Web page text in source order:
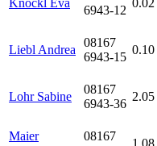
Knöckl Eva
6943-12
0.02
Liebl Andrea
08167
6943-15
0.10
Lohr Sabine
08167
6943-36
2.05
Maier
08167